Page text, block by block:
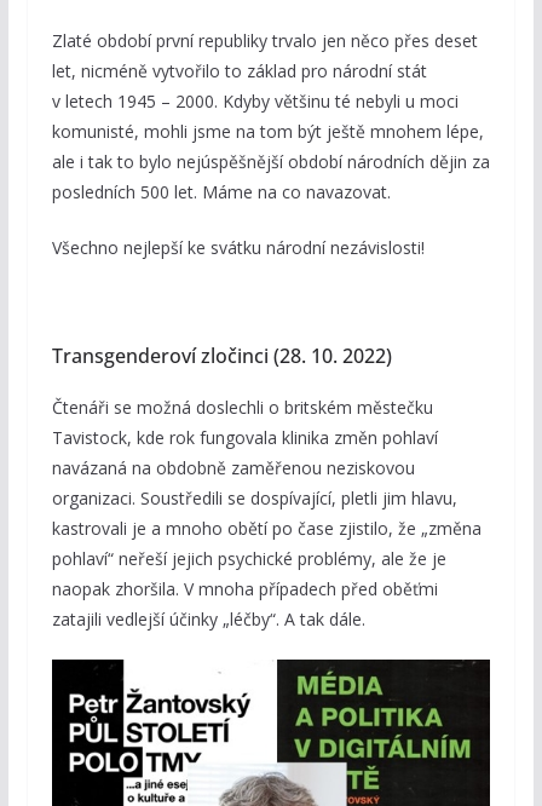
Zlaté období první republiky trvalo jen něco přes deset
let, nicméně vytvořilo to základ pro národní stát
v letech 1945 – 2000. Kdyby většinu té nebyli u moci
komunisté, mohli jsme na tom být ještě mnohem lépe,
ale i tak to bylo nejúspěšnější období národních dějin za
posledních 500 let. Máme na co navazovat.
Všechno nejlepší ke svátku národní nezávislosti!
Transgenderoví zločinci (28. 10. 2022)
Čtenáři se možná doslechli o britském městečku
Tavistock, kde rok fungovala klinika změn pohlaví
navázaná na obdobně zaměřenou neziskovou
organizaci. Soustředili se dospívající, pletli jim hlavu,
kastrovali je a mnoho obětí po čase zjistilo, že „změna
pohlaví“ neřeší jejich psychické problémy, ale že je
naopak zhoršila. V mnoha případech před oběťmi
zatajili vedlejší účinky „léčby“. A tak dále.